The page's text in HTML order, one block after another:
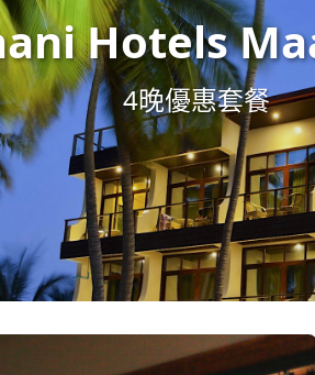
Hotels
4晚優惠套餐